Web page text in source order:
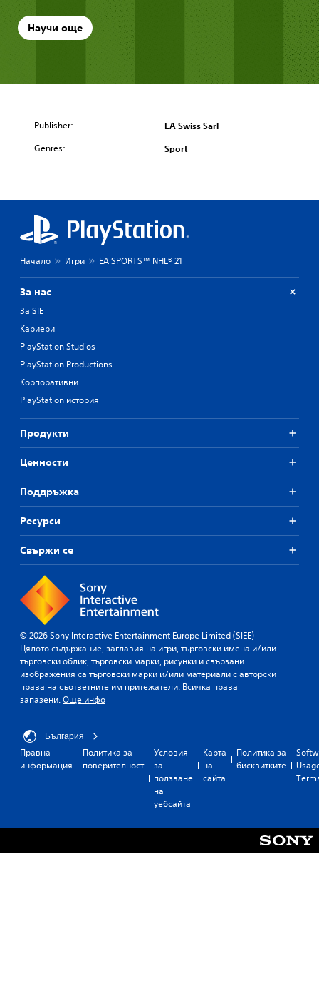
Научи още
Publisher: EA Swiss Sarl
Genres: Sport
Начало Игри EA SPORTS™ NHL® 21
За нас
За SIE
Кариери
PlayStation Studios
PlayStation Productions
Корпоративни
PlayStation история
Продукти
Ценности
Поддръжка
Ресурси
Свържи се
© 2026 Sony Interactive Entertainment Europe Limited (SIEE)
Цялото съдържание, заглавия на игри, търговски имена и/или
търговски облик, търговски марки, рисунки и свързани
изображения са търговски марки и/или материали с авторски
права на съответните им притежатели. Всичка права
запазени.Още инфо
България
Правна
информация
Политика за
поверителност
Условия
за
ползване
на
уебсайта
Карта
на
сайта
Политика за
бисквитките